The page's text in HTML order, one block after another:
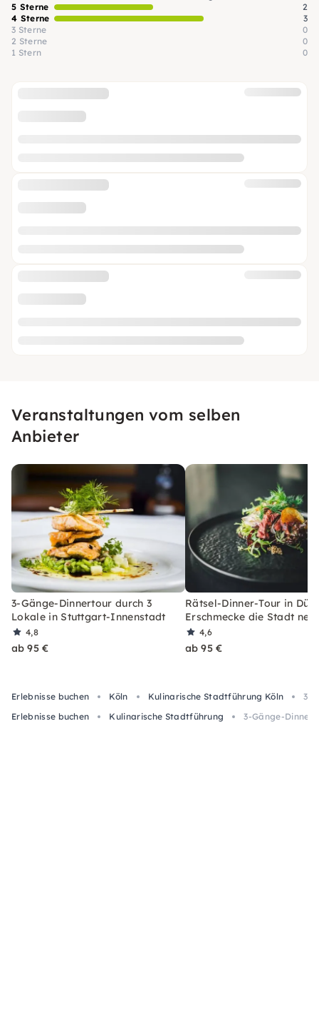
5 Sterne
2
4 Sterne
3
3 Sterne
0
2 Sterne
0
1 Stern
0
Veranstaltungen vom selben
Anbieter
3-Gänge-Dinnertour durch 3
Lokale in Stuttgart-Innenstadt
4,8
ab 95 €
Rätsel-Dinner-Tour in
Erschmecke die Stadt neu
4,6
ab 95 €
Erlebnisse buchen Köln Kulinarische Stadtführung Köln
3-
Erlebnisse buchen
Kulinarische Stadtführung 3-Gänge-